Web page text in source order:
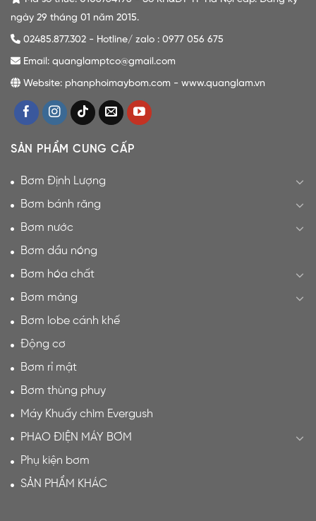
ngày 29 tháng 01 năm 2015.
02485.877.302 - Hotline/ zalo : 0977 056 675
Email: quanglamptco@gmail.com
Website: phanphoimaybom.com - www.quanglam.vn
SẢN PHẨM CUNG CẤP
Bơm Định Lượng
Bơm bánh răng
Bơm nước
Bơm dầu nóng
Bơm hóa chất
Bơm màng
Bơm lobe cánh khế
Động cơ
Bơm rỉ mật
Bơm thùng phuy
Máy Khuấy chìm Evergush
PHAO ĐIỆN MÁY BƠM
Phụ kiện bơm
SẢN PHẨM KHÁC